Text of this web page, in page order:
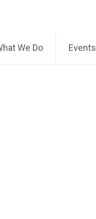
We Do Events